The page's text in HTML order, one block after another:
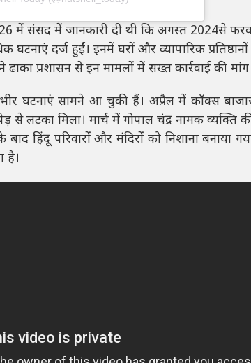
में संसद में जानकारी दी थी कि अगस्त 2024से
दर्ज हुईं। इनमें घरों और व्यापारिक
प्रशासन से इन मामलों में सख्त कार्रवाई की
घटनाएं सामने आ चुकी हैं। अप्रैल में कॉक्स
लटका मिला। मार्च में गोपाल चंद्र नामक व्यक्ति
बाद हिंदू परिवारों और मंदिरों को निशाना
है।